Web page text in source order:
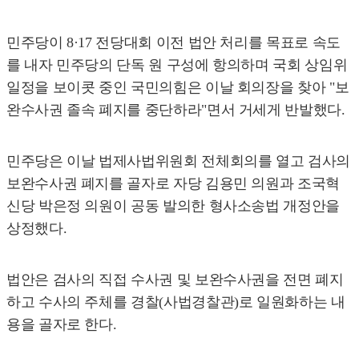
민주당이 8·17 전당대회 이전 법안 처리를 목표로 속도
를 내자 민주당의 단독 원 구성에 항의하며 국회 상임위
일정을 보이콧 중인 국민의힘은 이날 회의장을 찾아 "보
완수사권 졸속 폐지를 중단하라"면서 거세게 반발했다.
민주당은 이날 법제사법위원회 전체회의를 열고 검사의
보완수사권 폐지를 골자로 자당 김용민 의원과 조국혁
신당 박은정 의원이 공동 발의한 형사소송법 개정안을
상정했다.
법안은 검사의 직접 수사권 및 보완수사권을 전면 폐지
하고 수사의 주체를 경찰(사법경찰관)로 일원화하는 내
용을 골자로 한다.